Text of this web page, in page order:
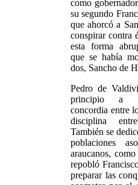
como
su segundo
que ahorcó a
conspirar contra
esta forma
que se había
dos, Sancho de
Pedro de
principio a
concordia entre
disciplina
También se
poblaciones
araucanos,
repobló
preparar las